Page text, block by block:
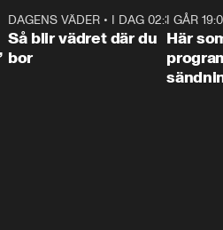
1:06
DAGENS VÄDER • I DAG 02:30
Så blir vädret där du
bor
I GÅR
Här